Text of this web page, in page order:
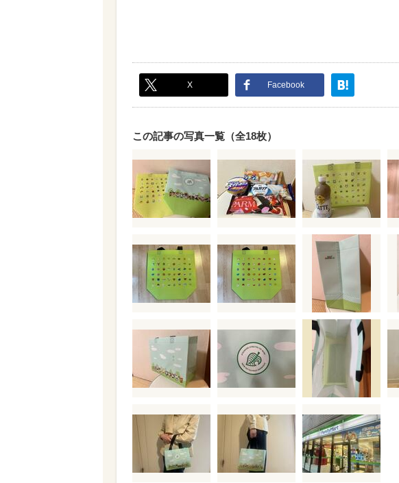
X Facebook
この記事の写真一覧（全18枚）